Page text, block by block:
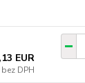
EUR
bez DPH